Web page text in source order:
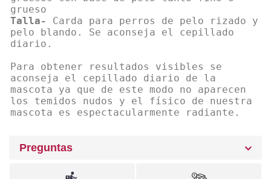
Talla-
Carda para perros de pelo rizado y
pelo blando. Se aconseja el cepillado
diario.
Para obtener resultados visibles se
aconseja el cepillado diario de la
mascota ya que de este modo no aparecen
los temidos nudos y el físico de nuestra
mascota es espectacularmente radiante.
Preguntas